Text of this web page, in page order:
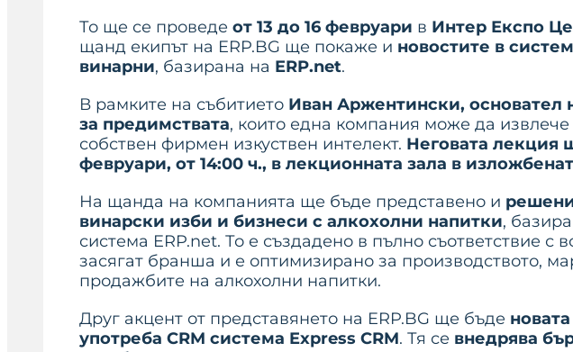
То ще се проведе от 13 до 16 февруари в Интер Експо
щанд екипът на ERP.BG ще покаже и новостите в
винарни, базирана на ERP.net.
В рамките на събитието Иван Аржентински, основател
за предимствата, които една компания може да извлече
собствен фирмен изкуствен интелект. Неговата лекция
февруари, от 14:00 ч., в лекционната зала в
На щанда на компанията ще бъде представено и
винарски изби и бизнеси с алкохолни напитки,
система ERP.net. То е създадено в пълно съответствие с
засягат бранша и е оптимизирано за производството,
продажбите на алкохолни напитки.
Друг акцент от представянето на ERP.BG ще бъде
употреба CRM система Express CRM. Тя се внедрява